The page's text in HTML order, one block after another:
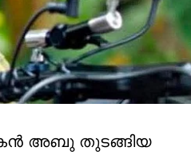
മകന്‍ അബു തുടങ്ങിയ